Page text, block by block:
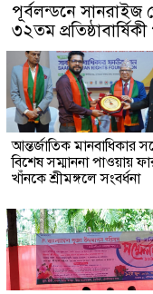
পূর্বলন্ডনে সানরাইজ
৩২তম
আন্তর্জাতিক মানবাধিকার
বিশেষ সম্মাননা পাওয়ায়
খাঁনকে শ্রীমঙ্গলে সংবর্ধনা